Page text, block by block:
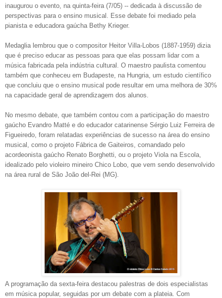
inaugurou o evento, na quinta-feira (7/05) -- dedicada à discussão de
perspectivas para o ensino musical. Esse debate foi mediado pela
pianista e educadora gaúcha Bethy Krieger.
Medaglia lembrou que o compositor Heitor Villa-Lobos (1887-1959) dizia
que é preciso educar as pessoas para que elas possam lidar com a
música fabricada pela indústria cultural. O maestro paulista comentou
também que conheceu em Budapeste, na Hungria, um estudo científico
que concluiu que o ensino musical pode resultar em uma melhora de 30%
na capacidade geral de aprendizagem dos alunos.
No mesmo debate, que também contou com a participação do maestro
gaúcho Evandro Matté e do educador catarinense Sérgio Luiz Ferreira de
Figueiredo, foram relatadas experiências de sucesso na área do ensino
musical, como o projeto Fábrica de Gaiteiros, comandado pelo
acordeonista gaúcho Renato Borghetti, ou o projeto Viola na Escola,
idealizado pelo violeiro mineiro Chico Lobo, que vem sendo desenvolvido
na área rural de São João del-Rei (MG).
A programação da sexta-feira destacou palestras de dois especialistas
em música popular, seguidas por um debate com a plateia. Com